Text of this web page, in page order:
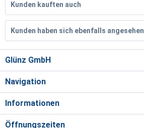
Kunden kauften auch
Kunden haben sich ebenfalls angesehen
Glünz GmbH
Navigation
Informationen
Öffnungszeiten